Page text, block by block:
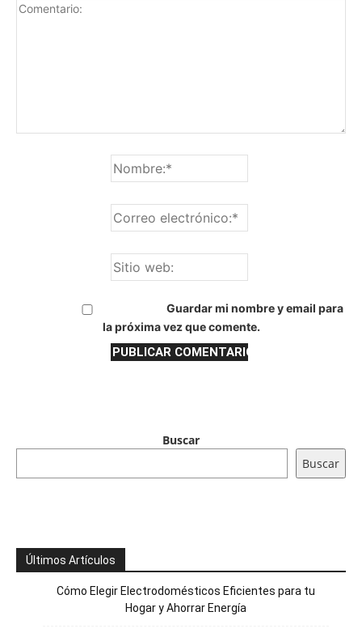
Guardar mi nombre y email para
la próxima vez que comente.
Buscar
Buscar
Últimos Artículos
Cómo Elegir Electrodomésticos Eficientes para tu
Hogar y Ahorrar Energía